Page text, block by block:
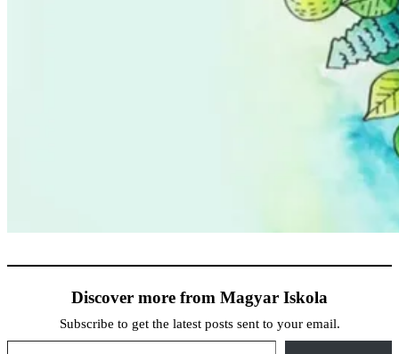
Discover more from Magyar Iskola
Subscribe to get the latest posts sent to your email.
Type your email…